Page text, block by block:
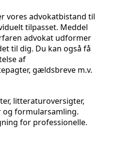
vores advokatbistand til
tilpasset. Meddel
advokat udformer
til dig. Du kan også få
af
gældsbreve m.v.
litteraturoversigter,
formularsamling.
for professionelle.